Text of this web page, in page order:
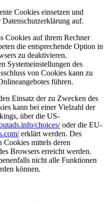
Cookies einsetzen und
auf.
Cookies auf ihrem Rechner
die entsprechende Option in
zu deaktivieren.
Systemeinstellungen des
von Cookies kann zu
führen.
Einsatz der zu Zwecken des
kann bei einer Vielzahl der
über die US-
choices/oder die EU-
erklärt werden. Des
Cookies mittels deren
Browsers erreicht werden.
nicht alle Funktionen
können.